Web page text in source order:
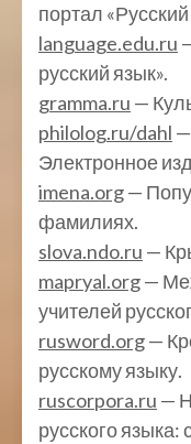
портал «Русский
language.edu.ru
русский язык».
gramma.ru —
philolog.ru/dahl
Электронное
imena.org—
фамилиях.
slova.ndo.ru —
mapryal.org—
учителей
rusword.org—
русскому языку.
ruscorpora.ru —
русского языка: